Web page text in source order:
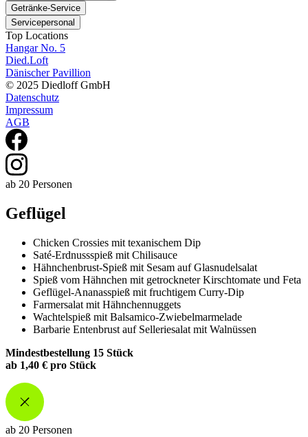
Getränke-Service
Servicepersonal
Top Locations
Hangar No. 5
Died.Loft
Dänischer Pavillion
© 2025 Diedloff GmbH
Datenschutz
Impressum
AGB
ab 20 Personen
Geflügel
Chicken Crossies mit texanischem Dip
Saté-Erdnussspieß mit Chilisauce
Hähnchenbrust-Spieß mit Sesam auf Glasnudelsalat
Spieß vom Hähnchen mit getrockneter Kirschtomate und Feta
Geflügel-Ananasspieß mit fruchtigem Curry-Dip
Farmersalat mit Hähnchennuggets
Wachtelspieß mit Balsamico-Zwiebelmarmelade
Barbarie Entenbrust auf Selleriesalat mit Walnüssen
Mindestbestellung 15 Stück
ab 1,40 € pro Stück
ab 20 Personen